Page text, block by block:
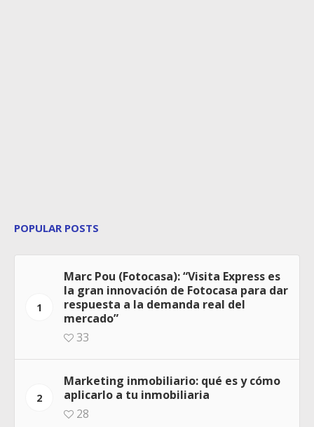
POPULAR POSTS
1
Marc Pou (Fotocasa): “Visita Express es
la gran innovación de Fotocasa para dar
respuesta a la demanda real del
mercado”
33
2
Marketing inmobiliario: qué es y cómo
aplicarlo a tu inmobiliaria
28